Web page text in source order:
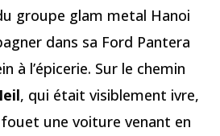
groupe glam metal Hanoi
dans sa Ford Pantera
à l’épicerie. Sur le chemin
, qui était visiblement ivre,
une voiture venant en